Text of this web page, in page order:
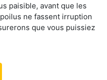
paisible, avant que les
ne fassent irruption
que vous puissiez